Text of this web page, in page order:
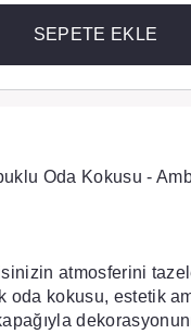
SEPETE EKLE
Oda Kokusu -
atmosferini
oda kokusu, estetik